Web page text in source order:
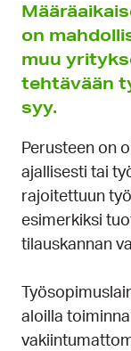
on
muu
tehtävään
syy.
Perusteen on
ajallisesti tai
rajoitettuun
esimerkiksi
tilauskannan
aloilla